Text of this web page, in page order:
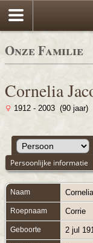
Onze Familie
Cornelia
1912 - 2003 (90 jaar)
Persoonlijke informatie
Naam
Roepnaam Corrie
Geboorte 2 jul